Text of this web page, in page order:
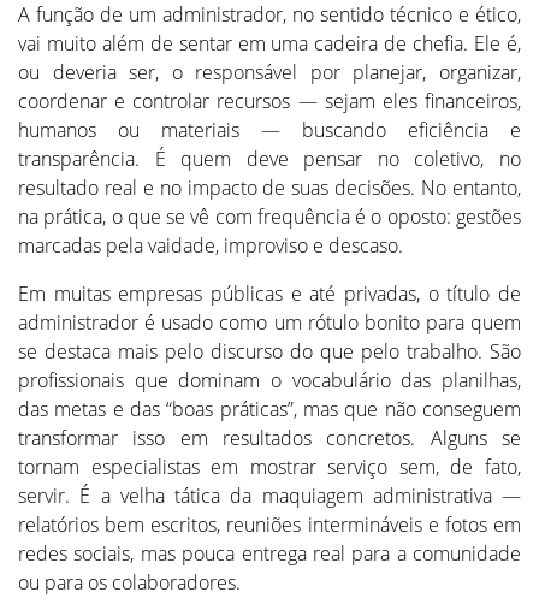
A função de um administrador, no sentido técnico e ético,
vai muito além de sentar em uma cadeira de chefia. Ele é,
ou deveria ser, o responsável por planejar, organizar,
coordenar e controlar recursos — sejam eles financeiros,
humanos ou materiais — buscando eficiência e
transparência. É quem deve pensar no coletivo, no
resultado real e no impacto de suas decisões. No entanto,
na prática, o que se vê com frequência é o oposto: gestões
marcadas pela vaidade, improviso e descaso.
Em muitas empresas públicas e até privadas, o título de
administrador é usado como um rótulo bonito para quem
se destaca mais pelo discurso do que pelo trabalho. São
profissionais que dominam o vocabulário das planilhas,
das metas e das “boas práticas”, mas que não conseguem
transformar isso em resultados concretos. Alguns se
tornam especialistas em mostrar serviço sem, de fato,
servir. É a velha tática da maquiagem administrativa —
relatórios bem escritos, reuniões intermináveis e fotos em
redes sociais, mas pouca entrega real para a comunidade
ou para os colaboradores.